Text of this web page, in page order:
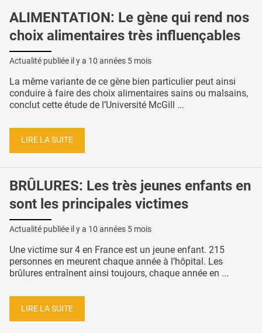
ALIMENTATION: Le gène qui rend nos
choix alimentaires très influençables
Actualité publiée il y a 10 années 5 mois
La même variante de ce gène bien particulier peut ainsi
conduire à faire des choix alimentaires sains ou malsains,
conclut cette étude de l’Université McGill ...
LIRE LA SUITE
BRÛLURES: Les très jeunes enfants en
sont les principales victimes
Actualité publiée il y a 10 années 5 mois
Une victime sur 4 en France est un jeune enfant. 215
personnes en meurent chaque année à l’hôpital. Les
brûlures entraînent ainsi toujours, chaque année en ...
LIRE LA SUITE